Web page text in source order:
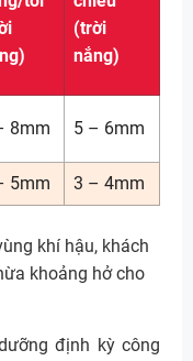
(trời
nắng)
8mm 5 – 6mm
5mm 3 – 4mm
khí hậu, khách
khoảng hở cho
định kỳ công